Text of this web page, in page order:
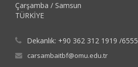
Çarşamba / Samsun
TÜRKİYE
Dekanlık: +90 362 312 1919 /6555
carsambaitbf@omu.edu.tr